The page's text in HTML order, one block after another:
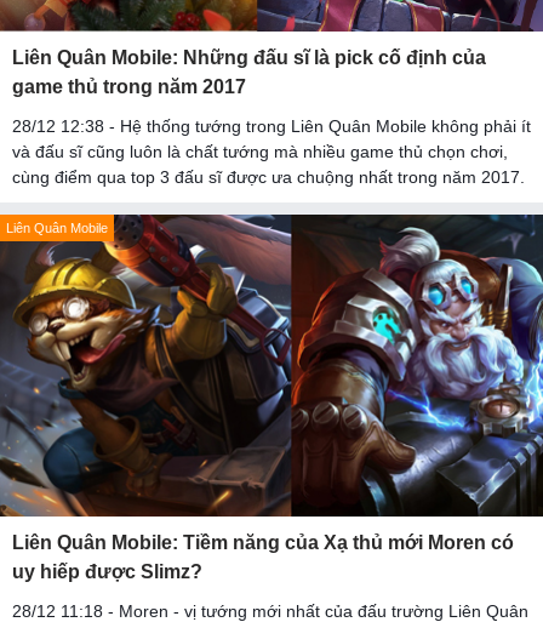
Liên Quân Mobile: Những đấu sĩ là pick cố định của
game thủ trong năm 2017
28/12 12:38 - Hệ thống tướng trong Liên Quân Mobile không phải ít
và đấu sĩ cũng luôn là chất tướng mà nhiều game thủ chọn chơi,
cùng điểm qua top 3 đấu sĩ được ưa chuộng nhất trong năm 2017.
Liên Quân Mobile
Liên Quân Mobile: Tiềm năng của Xạ thủ mới Moren có
uy hiếp được Slimz?
28/12 11:18 - Moren - vị tướng mới nhất của đấu trường Liên Quân